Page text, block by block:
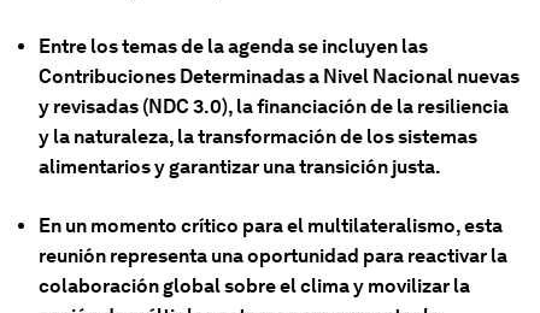
Entre los temas de la agenda se incluyen las
Contribuciones Determinadas a Nivel Nacional nuevas
y revisadas (NDC 3.0), la financiación de la resiliencia
y la naturaleza, la transformación de los sistemas
alimentarios y garantizar una transición justa.
En un momento crítico para el multilateralismo, esta
reunión representa una oportunidad para reactivar la
colaboración global sobre el clima y movilizar la